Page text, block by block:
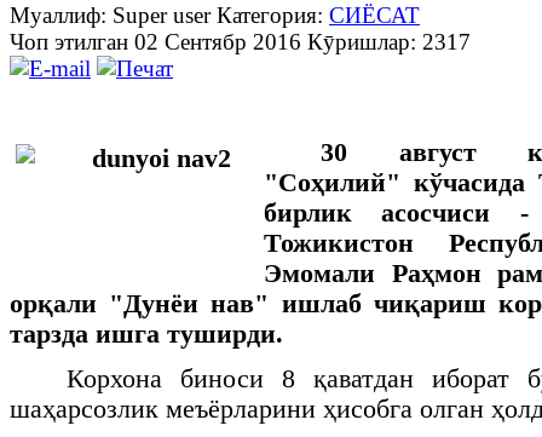
Муаллиф: Super userКатегория: СИЁСАТ
Чоп этилган 02 Сентябр 2016 Кӯришлар: 2317
30 август
"Соҳилий"
бирлик асосчиси
Тожикистон
Эмомали Раҳмон
орқали "Дунёи нав" ишлаб чиқариш
тарзда ишга туширди.
Корхона биноси 8 қаватдан иборат
шаҳарсозлик меъёрларини ҳисобга олган